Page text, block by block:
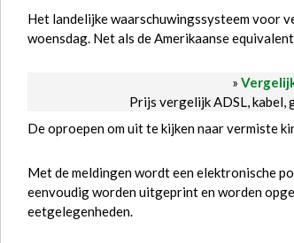
Het landelijke waarschuwingssysteem voor
woensdag. Net als de Amerikaanse
»
Prijs vergelijk ADSL, kabel,
De oproepen om uit te kijken naar vermiste
Met de meldingen wordt een elektronische
eenvoudig worden uitgeprint en worden
eetgelegenheden.